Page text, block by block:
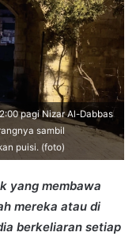
pagi Nizar Al-Dabbas
sambil
puisi. (foto)
yang membawa
mereka atau di
berkeliaran setiap